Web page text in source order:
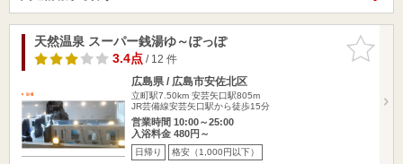
お気に入
りに追加
天然温泉 スーパー銭湯ゆ～ぽっぽ
3.4点/ 12 件
広島県 / 広島市安佐北区
立町駅7.50km 安芸矢口駅805m
JR芸備線安芸矢口駅から徒歩15分
営業時間 10:00～25:00
入浴料金 480円～
日帰り 格安（1,000円以下）